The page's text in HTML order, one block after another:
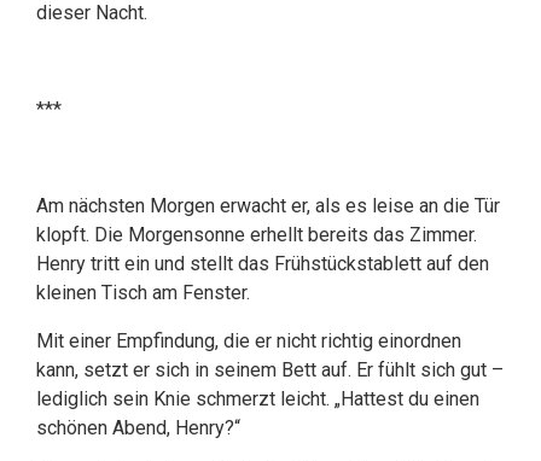
dieser Nacht.
***
Am nächsten Morgen erwacht er, als es leise an die Tür
klopft. Die Morgensonne erhellt bereits das Zimmer.
Henry tritt ein und stellt das Frühstückstablett auf den
kleinen Tisch am Fenster.
Mit einer Empfindung, die er nicht richtig einordnen
kann, setzt er sich in seinem Bett auf. Er fühlt sich gut –
lediglich sein Knie schmerzt leicht. „Hattest du einen
schönen Abend, Henry?“